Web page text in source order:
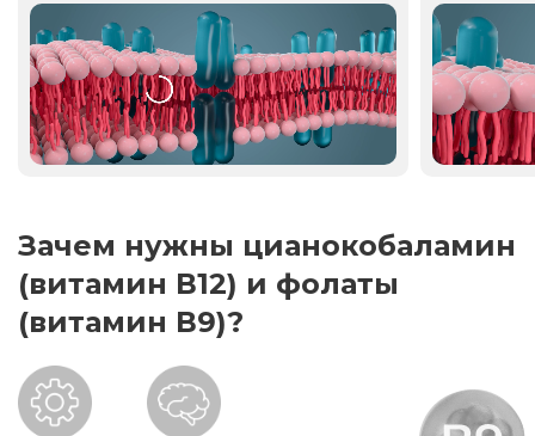
Зачем нужны цианокобаламин
(витамин В12) и фолаты
(витамин В9)?